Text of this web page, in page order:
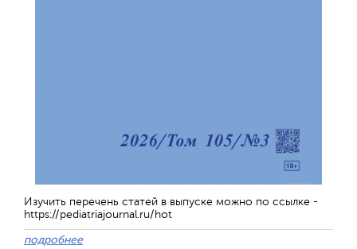
Изучить перечень статей в выпуске можно по ссылке -
https://pediatriajournal.ru/hot
подробнее